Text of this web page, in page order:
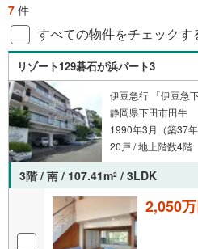
7 件
すべての物件をチェックす
リゾート129碁石が浜パート3
伊豆急行 「伊豆急
静岡県下田市田牛
1990年3月（築37年
20戸 / 地上階数4階
3階 / 南 / 107.41m2 / 3LDK
2,050